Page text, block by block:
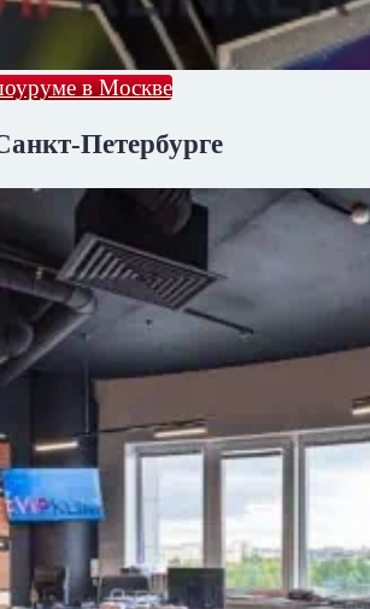
в Москве
Петербурге